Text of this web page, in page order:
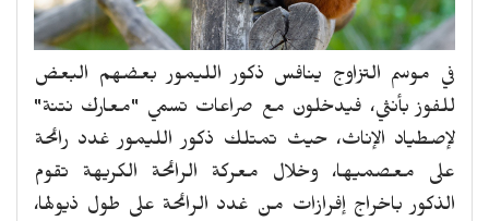
في موسم التزاوج ينافس ذكور الليمور بعضهم البعض
للفوز بأنثي، فيدخلون مع صراعات تسمي "معارك نتنة"
لإصطياد الإناث، حيث تمتلك ذكور الليمور غدد رائحة
على معصميها، وخلال معركة الرائحة الكريهة تقوم
الذكور باخراج إفرازات من غدد الرائحة على طول ذيولها،